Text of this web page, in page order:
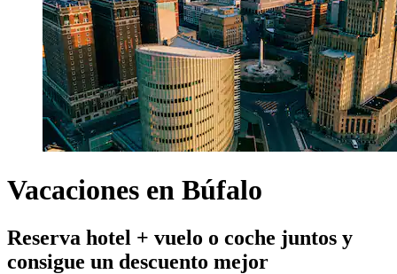
Vacaciones en Búfalo
Reserva hotel + vuelo o coche juntos y
consigue un descuento mejor